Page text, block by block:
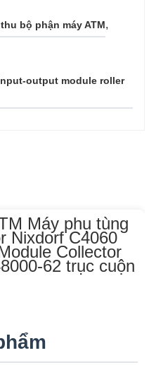
bộ phận máy ATM,
output module roller
Máy phụ tùng
Nixdorf C4060
Collector
62 trục cuộn